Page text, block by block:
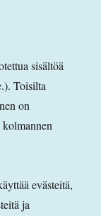
sisältöä
Toisilta
on
kolmannen
evästeitä,
ja